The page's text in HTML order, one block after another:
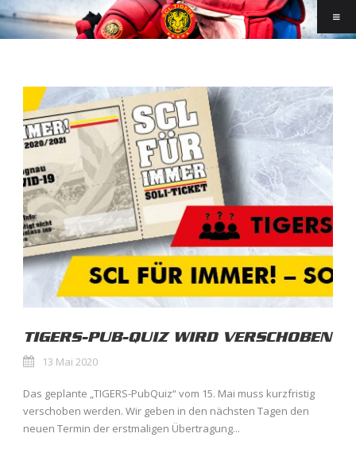
TIGERS-PUB-QUIZ WIRD VERSCHOBEN
13 Mai 2020
Das geplante „TIGERS-PubQuiz“ vom 15. Mai muss kurzfristig
verschoben werden. Wir geben in den nächsten Tagen den
neuen Termin der erstmaligen Übertragung...